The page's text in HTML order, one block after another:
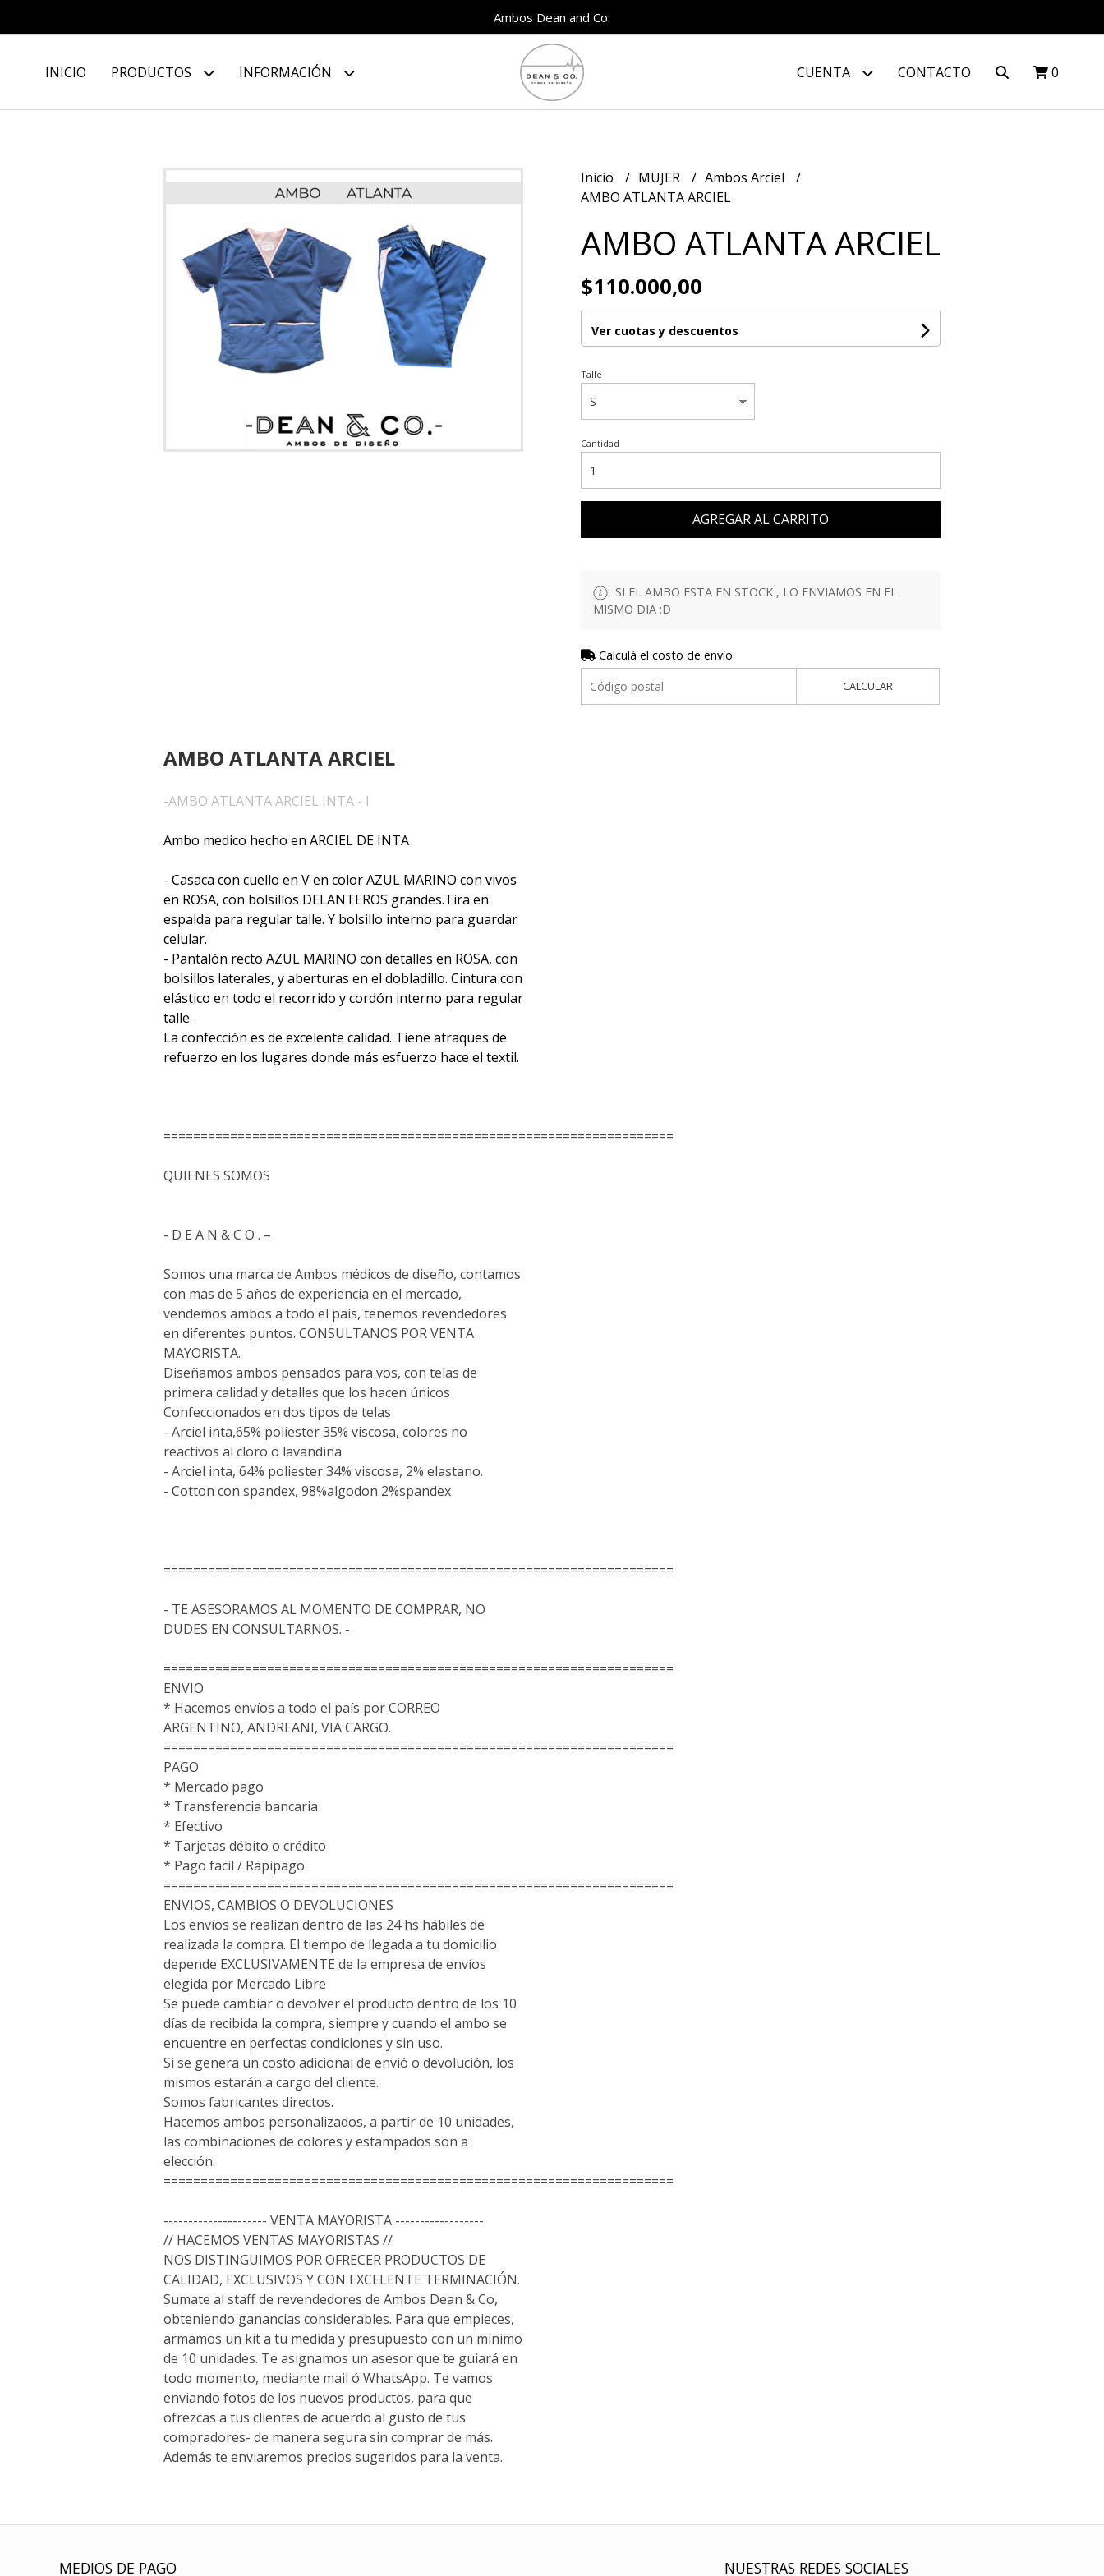
Ambos Dean and Co.
INICIO PRODUCTOS INFORMACIÓN CUENTA CONTACTO 0
AMBO ATLANTA ARCIEL
-AMBO ATLANTA ARCIEL INTA - I
Ambo medico hecho en ARCIEL DE INTA
- Casaca con cuello en V en color AZUL MARINO con vivos
en ROSA, con bolsillos DELANTEROS grandes.Tira en
espalda para regular talle. Y bolsillo interno para guardar
celular.
- Pantalón recto AZUL MARINO con detalles en ROSA, con
bolsillos laterales, y aberturas en el dobladillo. Cintura con
elástico en todo el recorrido y cordón interno para regular
talle.
La confección es de excelente calidad. Tiene atraques de
refuerzo en los lugares donde más esfuerzo hace el textil.
=====================================================================
QUIENES SOMOS
- D E A N & C O . –
Somos una marca de Ambos médicos de diseño, contamos
con mas de 5 años de experiencia en el mercado,
vendemos ambos a todo el país, tenemos revendedores
en diferentes puntos. CONSULTANOS POR VENTA
MAYORISTA.
Diseñamos ambos pensados para vos, con telas de
primera calidad y detalles que los hacen únicos
Confeccionados en dos tipos de telas
- Arciel inta,65% poliester 35% viscosa, colores no
reactivos al cloro o lavandina
- Arciel inta, 64% poliester 34% viscosa, 2% elastano.
- Cotton con spandex, 98%algodon 2%spandex
=====================================================================
- TE ASESORAMOS AL MOMENTO DE COMPRAR, NO
DUDES EN CONSULTARNOS. -
=====================================================================
ENVIO
* Hacemos envíos a todo el país por CORREO
ARGENTINO, ANDREANI, VIA CARGO.
=====================================================================
PAGO
* Mercado pago
* Transferencia bancaria
* Efectivo
* Tarjetas débito o crédito
* Pago facil / Rapipago
=====================================================================
ENVIOS, CAMBIOS O DEVOLUCIONES
Los envíos se realizan dentro de las 24 hs hábiles de
realizada la compra. El tiempo de llegada a tu domicilio
depende EXCLUSIVAMENTE de la empresa de envíos
elegida por Mercado Libre
Se puede cambiar o devolver el producto dentro de los 10
días de recibida la compra, siempre y cuando el ambo se
encuentre en perfectas condiciones y sin uso.
Si se genera un costo adicional de envió o devolución, los
mismos estarán a cargo del cliente.
Somos fabricantes directos.
Hacemos ambos personalizados, a partir de 10 unidades,
las combinaciones de colores y estampados son a
elección.
=====================================================================
--------------------- VENTA MAYORISTA ------------------
// HACEMOS VENTAS MAYORISTAS //
NOS DISTINGUIMOS POR OFRECER PRODUCTOS DE
CALIDAD, EXCLUSIVOS Y CON EXCELENTE TERMINACIÓN.
Sumate al staff de revendedores de Ambos Dean & Co,
obteniendo ganancias considerables. Para que empieces,
armamos un kit a tu medida y presupuesto con un mínimo
de 10 unidades. Te asignamos un asesor que te guiará en
todo momento, mediante mail ó WhatsApp. Te vamos
enviando fotos de los nuevos productos, para que
ofrezcas a tus clientes de acuerdo al gusto de tus
compradores- de manera segura sin comprar de más.
Además te enviaremos precios sugeridos para la venta.
Inicio MUJER
Ambos Arciel
AMBO ATLANTA ARCIEL
AMBO ATLANTA ARCIEL
$110.000,00
Ver cuotas y descuentos
Talle
Cantidad
AGREGAR AL CARRITO
SI EL AMBO ESTA EN STOCK , LO ENVIAMOS EN EL
MISMO DIA :D
Calculá el costo de envío
CALCULAR
MEDIOS DE PAGO NUESTRAS REDES SOCIALES